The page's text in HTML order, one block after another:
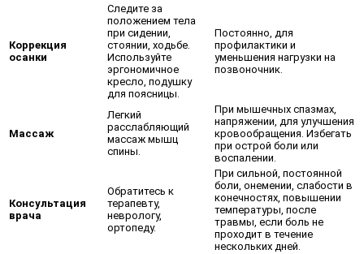
Коррекция
осанки
Следите за
положением тела
при сидении,
стоянии, ходьбе.
Используйте
эргономичное
кресло, подушку
для поясницы.
Постоянно, для
профилактики и
уменьшения нагрузки на
позвоночник.
Массаж
Легкий
расслабляющий
массаж мышц
спины.
При мышечных спазмах,
напряжении, для улучшения
кровообращения. Избегать
при острой боли или
воспалении.
Консультация
врача
Обратитесь к
терапевту,
неврологу,
ортопеду.
При сильной, постоянной
боли, онемении, слабости в
конечностях, повышении
температуры, после
травмы, если боль не
проходит в течение
нескольких дней.